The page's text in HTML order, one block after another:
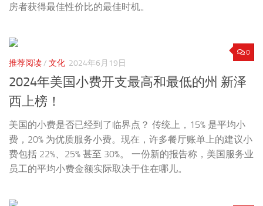
房者获得最佳性价比的最佳时机。
0
推荐阅读/ 文化 2024年6月19日
2024年美国小费开支最高和最低的州 新泽
西上榜！
美国的小费是否已经到了临界点？ 传统上，15% 是平均小
费，20% 为优质服务小费。现在，许多餐厅账单上的建议小
费包括 22%、25% 甚至 30%。 一份新的报告称，美国服务业
员工的平均小费金额实际取决于住在哪儿。